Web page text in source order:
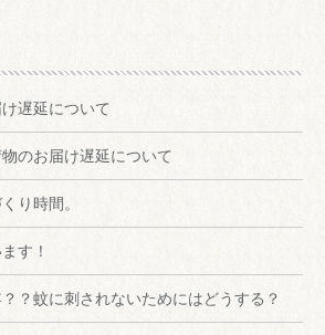
遅延について
のお届け遅延について
り時間。
す！
？蚊に刺されないためにはどうする？